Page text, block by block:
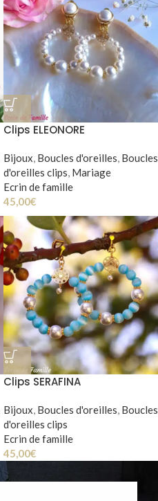
Clips ELEONORE
Bijoux, Boucles d'oreilles, Boucles
d'oreilles clips, Mariage
Ecrin de famille
45,00€
Clips SERAFINA
Bijoux, Boucles d'oreilles, Boucles
d'oreilles clips
Ecrin de famille
45,00€